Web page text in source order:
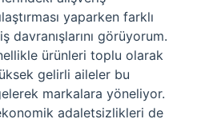
yaparken farklı
davranışlarını görüyorum.
ürünleri toplu olarak
gelirli aileler bu
markalara yöneliyor.
adaletsizlikleri de